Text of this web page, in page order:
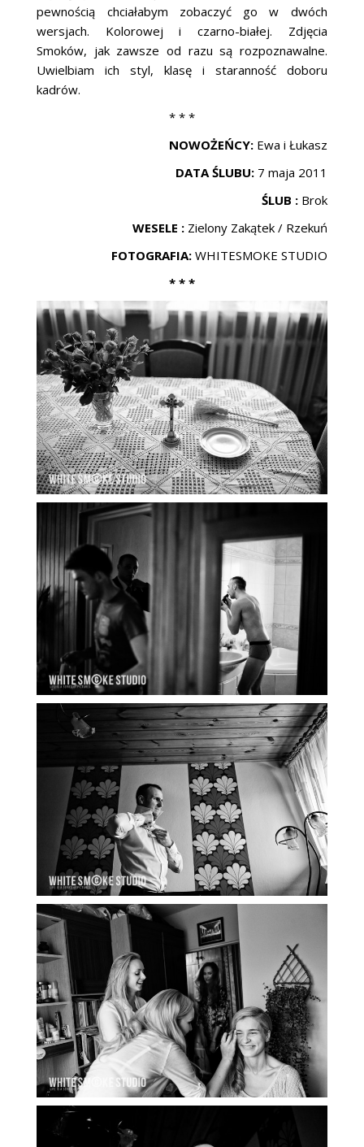
pewnością chciałabym zobaczyć go w dwóch
wersjach. Kolorowej i czarno-białej. Zdjęcia
Smoków, jak zawsze od razu są rozpoznawalne.
Uwielbiam ich styl, klasę i staranność doboru
kadrów.
* * *
NOWOŻEŃCY: Ewa i Łukasz
DATA ŚLUBU: 7 maja 2011
ŚLUB : Brok
WESELE : Zielony Zakątek / Rzekuń
FOTOGRAFIA: WHITESMOKE STUDIO
* * *